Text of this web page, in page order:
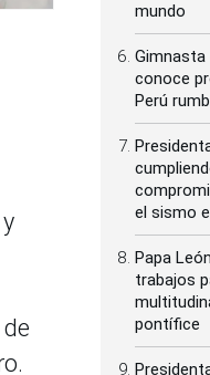
mundo
Gimnasta
conoce
Perú
el sismo
Papa
trabajos
pontífice